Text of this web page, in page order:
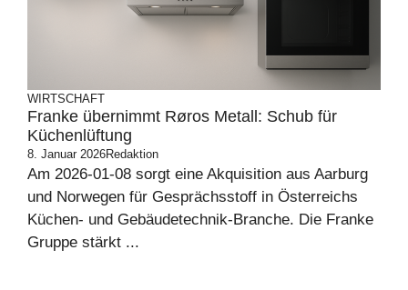
WIRTSCHAFT
Franke übernimmt Røros Metall: Schub für
Küchenlüftung
8. Januar 2026Redaktion
Am 2026-01-08 sorgt eine Akquisition aus Aarburg
und Norwegen für Gesprächsstoff in Österreichs
Küchen- und Gebäudetechnik-Branche. Die Franke
Gruppe stärkt ...